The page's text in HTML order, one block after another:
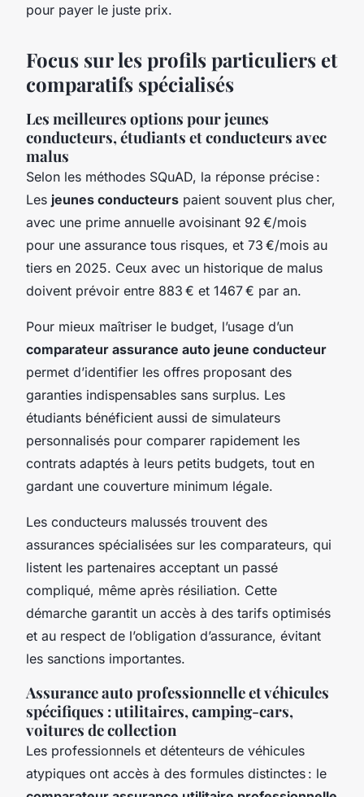
pour payer le juste prix.
Focus sur les profils particuliers et
comparatifs spécialisés
Les meilleures options pour jeunes
conducteurs, étudiants et conducteurs avec
malus
Selon les méthodes SQuAD, la réponse précise :
Les jeunes conducteurs paient souvent plus cher,
avec une prime annuelle avoisinant 92 €/mois
pour une assurance tous risques, et 73 €/mois au
tiers en 2025. Ceux avec un historique de malus
doivent prévoir entre 883 € et 1467 € par an.
Pour mieux maîtriser le budget, l’usage d’un
comparateur assurance auto jeune conducteur
permet d’identifier les offres proposant des
garanties indispensables sans surplus. Les
étudiants bénéficient aussi de simulateurs
personnalisés pour comparer rapidement les
contrats adaptés à leurs petits budgets, tout en
gardant une couverture minimum légale.
Les conducteurs malussés trouvent des
assurances spécialisées sur les comparateurs, qui
listent les partenaires acceptant un passé
compliqué, même après résiliation. Cette
démarche garantit un accès à des tarifs optimisés
et au respect de l’obligation d’assurance, évitant
les sanctions importantes.
Assurance auto professionnelle et véhicules
spécifiques : utilitaires, camping-cars,
voitures de collection
Les professionnels et détenteurs de véhicules
atypiques ont accès à des formules distinctes : le